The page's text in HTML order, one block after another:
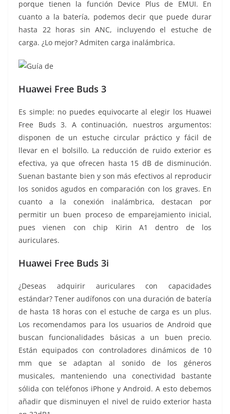
porque tienen la función Device Plus de EMUI. En
cuanto a la batería, podemos decir que puede durar
hasta 22 horas sin ANC, incluyendo el estuche de
carga. ¿Lo mejor? Admiten carga inalámbrica.
Huawei Free Buds 3
Es simple: no puedes equivocarte al elegir los Huawei
Free Buds 3. A continuación, nuestros argumentos:
disponen de un estuche circular práctico y fácil de
llevar en el bolsillo. La reducción de ruido exterior es
efectiva, ya que ofrecen hasta 15 dB de disminución.
Suenan bastante bien y son más efectivos al reproducir
los sonidos agudos en comparación con los graves. En
cuanto a la conexión inalámbrica, destacan por
permitir un buen proceso de emparejamiento inicial,
pues vienen con chip Kirin A1 dentro de los
auriculares.
Huawei Free Buds 3i
¿Deseas adquirir auriculares con capacidades
estándar? Tener audífonos con una duración de batería
de hasta 18 horas con el estuche de carga es un plus.
Los recomendamos para los usuarios de Android que
buscan funcionalidades básicas a un buen precio.
Están equipados con controladores dinámicos de 10
mm que se adaptan al sonido de los géneros
musicales, manteniendo una conectividad bastante
sólida con teléfonos iPhone y Android. A esto debemos
añadir que disminuyen el nivel de ruido exterior hasta